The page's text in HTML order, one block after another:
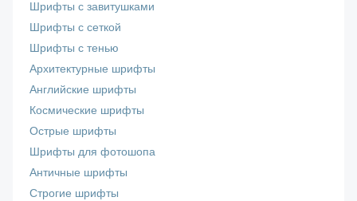
Шрифты с завитушками
Шрифты с сеткой
Шрифты с тенью
Архитектурные шрифты
Английские шрифты
Космические шрифты
Острые шрифты
Шрифты для фотошопа
Античные шрифты
Строгие шрифты